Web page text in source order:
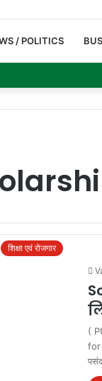
/ POLITICS
शिक्षा एवं रोजगार
(
for